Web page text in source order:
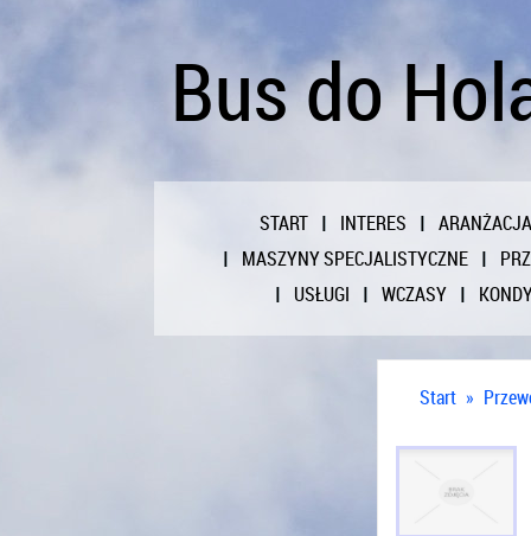
Bus do
START INTERES
ARANŻACJA
MASZYNY SPECJALISTYCZNE
USŁUGI
WCZASY
Start »